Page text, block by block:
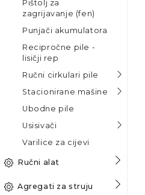
Pištolj za
zagrijavanje (fen)
Punjači akumulatora
Recipročne pile -
lisičji rep
Ručni cirkulari pile
Stacionirane mašine
Ubodne pile
Usisivači
Varilice za cijevi
Ručni alat
Agregati za struju